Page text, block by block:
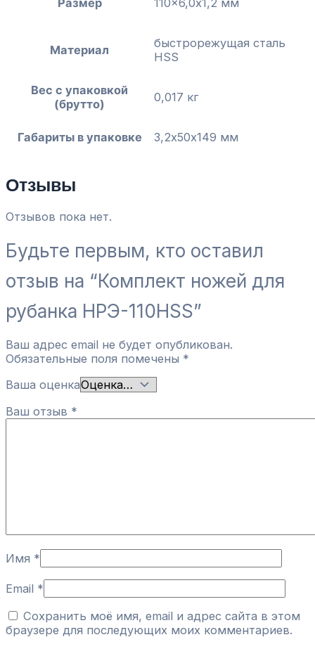
110×6,0x1,2 мм
Материал
быстрорежущая сталь
HSS
Вес с упаковкой
(брутто)
0,017 кг
Габариты в упаковке 3,2х50х149 мм
Отзывы
Отзывов пока нет.
Будьте первым, кто оставил
отзыв на “Комплект ножей для
рубанка НРЭ-110HSS”
Ваш адрес email не будет опубликован.
Обязательные поля помечены *
Ваша оценка
Ваш отзыв *
Имя *
Email *
Сохранить моё имя, email и адрес сайта в этом
браузере для последующих моих комментариев.